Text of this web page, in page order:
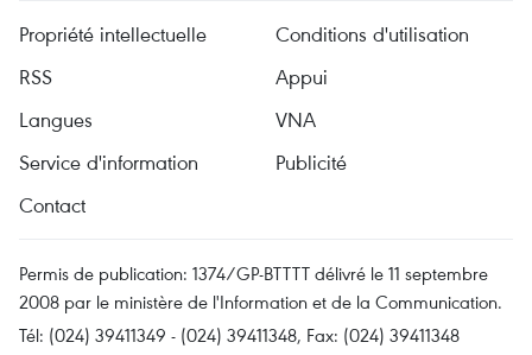
Propriété intellectuelle
Conditions d'utilisation
RSS
Appui
Langues
VNA
Service d'information
Publicité
Contact
Permis de publication: 1374/GP-BTTTT délivré le 11 septembre
2008 par le ministère de l'Information et de la Communication.
Tél: (024) 39411349 - (024) 39411348, Fax: (024) 39411348